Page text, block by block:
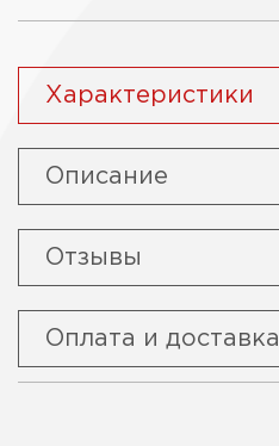
Характеристики
Описание
Отзывы
Оплата и доставка